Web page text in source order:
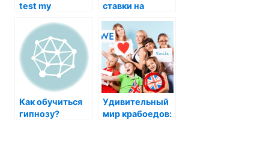
test my
ставки на
Как обучиться
гипнозу?
Удивительный
мир крабоедов: